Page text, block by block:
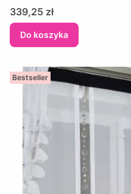
Cena
339,25 zł
Do koszyka
Bestseller